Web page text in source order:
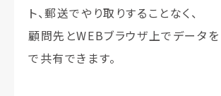
ト、郵送でやり取りすることなく、
顧問先とWEBブラウザ上でデータを
で共有できます。